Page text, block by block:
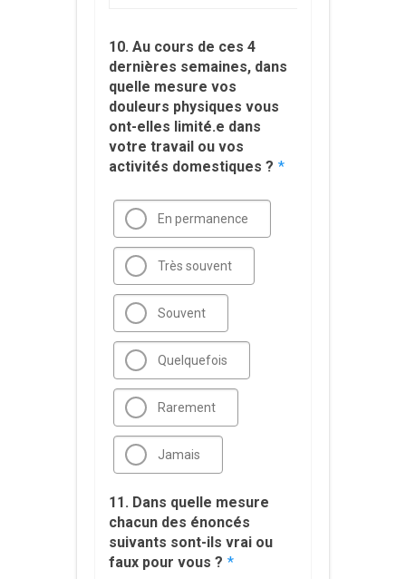
10. Au cours de ces 4
dernières semaines, dans
quelle mesure vos
douleurs physiques vous
ont-elles limité.e dans
votre travail ou vos
activités domestiques ? *
En permanence
Très souvent
Souvent
Quelquefois
Rarement
Jamais
11. Dans quelle mesure
chacun des énoncés
suivants sont-ils vrai ou
faux pour vous ? *